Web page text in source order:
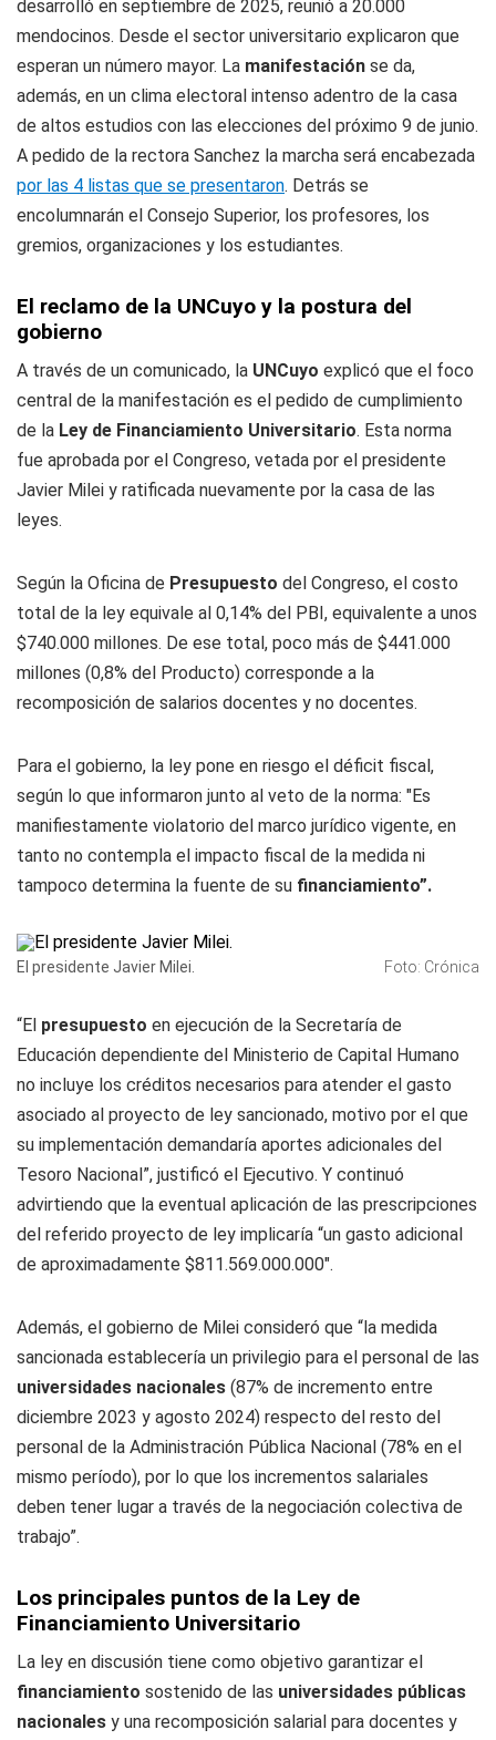
desarrolló en septiembre de 2025, reunió a 20.000
mendocinos. Desde el sector universitario explicaron que
esperan un número mayor. La manifestación se da,
además, en un clima electoral intenso adentro de la casa
de altos estudios con las elecciones del próximo 9 de junio.
A pedido de la rectora Sanchez la marcha será encabezada
por las 4 listas que se presentaron. Detrás se
encolumnarán el Consejo Superior, los profesores, los
gremios, organizaciones y los estudiantes.
El reclamo de la UNCuyo y la postura del
gobierno
A través de un comunicado, la UNCuyo explicó que el foco
central de la manifestación es el pedido de cumplimiento
de la Ley de Financiamiento Universitario. Esta norma
fue aprobada por el Congreso, vetada por el presidente
Javier Milei y ratificada nuevamente por la casa de las
leyes.
Según la Oficina de Presupuesto del Congreso, el costo
total de la ley equivale al 0,14% del PBI, equivalente a unos
$740.000 millones. De ese total, poco más de $441.000
millones (0,8% del Producto) corresponde a la
recomposición de salarios docentes y no docentes.
Para el gobierno, la ley pone en riesgo el déficit fiscal,
según lo que informaron junto al veto de la norma: "Es
manifiestamente violatorio del marco jurídico vigente, en
tanto no contempla el impacto fiscal de la medida ni
tampoco determina la fuente de su financiamiento”.
El presidente Javier Milei. Foto: Crónica
“El presupuesto en ejecución de la Secretaría de
Educación dependiente del Ministerio de Capital Humano
no incluye los créditos necesarios para atender el gasto
asociado al proyecto de ley sancionado, motivo por el que
su implementación demandaría aportes adicionales del
Tesoro Nacional”, justificó el Ejecutivo. Y continuó
advirtiendo que la eventual aplicación de las prescripciones
del referido proyecto de ley implicaría “un gasto adicional
de aproximadamente $811.569.000.000″.
Además, el gobierno de Milei consideró que “la medida
sancionada establecería un privilegio para el personal de las
universidades nacionales (87% de incremento entre
diciembre 2023 y agosto 2024) respecto del resto del
personal de la Administración Pública Nacional (78% en el
mismo período), por lo que los incrementos salariales
deben tener lugar a través de la negociación colectiva de
trabajo”.
Los principales puntos de la Ley de
Financiamiento Universitario
La ley en discusión tiene como objetivo garantizar el
financiamiento sostenido de las universidades públicas
nacionales y una recomposición salarial para docentes y